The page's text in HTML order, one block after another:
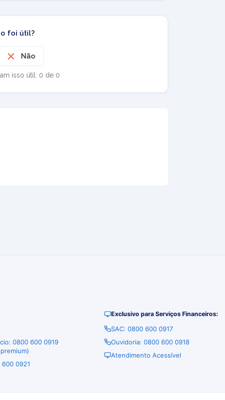
foi útil?
Não
isso útil: 0 de 0
0800 600 0919
0921
Exclusivo para Serviços Financeiros:
SAC: 0800 600 0917
Ouvidoria: 0800 600 0918
Atendimento Acessível